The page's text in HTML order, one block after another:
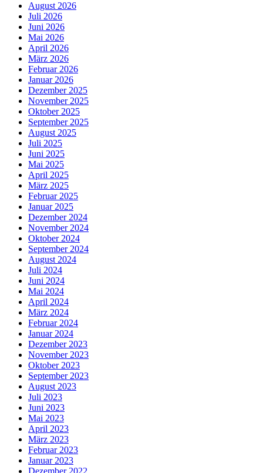
August 2026
Juli 2026
Juni 2026
Mai 2026
April 2026
März 2026
Februar 2026
Januar 2026
Dezember 2025
November 2025
Oktober 2025
September 2025
August 2025
Juli 2025
Juni 2025
Mai 2025
April 2025
März 2025
Februar 2025
Januar 2025
Dezember 2024
November 2024
Oktober 2024
September 2024
August 2024
Juli 2024
Juni 2024
Mai 2024
April 2024
März 2024
Februar 2024
Januar 2024
Dezember 2023
November 2023
Oktober 2023
September 2023
August 2023
Juli 2023
Juni 2023
Mai 2023
April 2023
März 2023
Februar 2023
Januar 2023
Dezember 2022